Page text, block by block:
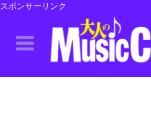
スポンサーリンク